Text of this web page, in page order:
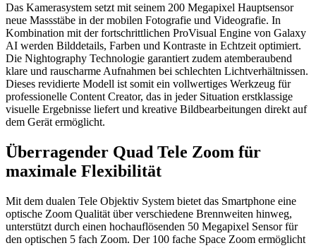
Das Kamerasystem setzt mit seinem 200 Megapixel Hauptsensor
neue Massstäbe in der mobilen Fotografie und Videografie. In
Kombination mit der fortschrittlichen ProVisual Engine von Galaxy
AI werden Bilddetails, Farben und Kontraste in Echtzeit optimiert.
Die Nightography Technologie garantiert zudem atemberaubend
klare und rauscharme Aufnahmen bei schlechten Lichtverhältnissen.
Dieses revidierte Modell ist somit ein vollwertiges Werkzeug für
professionelle Content Creator, das in jeder Situation erstklassige
visuelle Ergebnisse liefert und kreative Bildbearbeitungen direkt auf
dem Gerät ermöglicht.
Überragender Quad Tele Zoom für
maximale Flexibilität
Mit dem dualen Tele Objektiv System bietet das Smartphone eine
optische Zoom Qualität über verschiedene Brennweiten hinweg,
unterstützt durch einen hochauflösenden 50 Megapixel Sensor für
den optischen 5 fach Zoom. Der 100 fache Space Zoom ermöglicht